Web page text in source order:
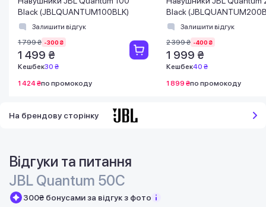
Black (JBLQUANTUM100BLK)
Залишити відгук
1 799 ₴ -300 ₴
1 499 ₴
Кешбек30 ₴
1 424 ₴по промокоду
Black
Залишити відгук
2 399 ₴ -400 ₴
1 999 ₴
Кешбек40 ₴
1 899 ₴по промокоду
На брендову сторінку
Відгуки та питання
JBL Quantum 50С
300₴ бонусами за відгук з фото